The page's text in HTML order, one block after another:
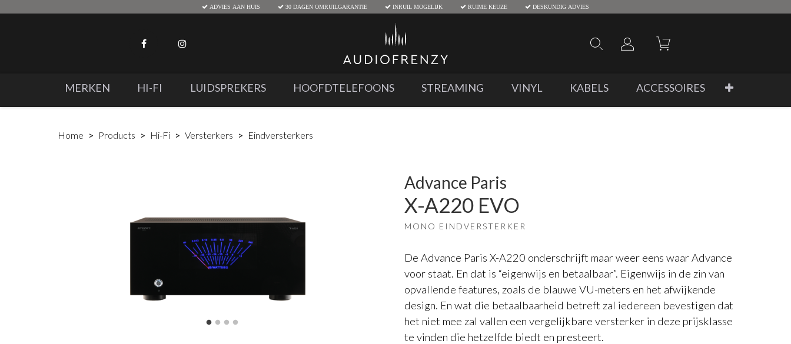
ADVIES AAN HUIS 30 DAGEN OMRUILGARANTIE INRUIL MOGELIJK RUIME KEUZE DESKUNDIG ADVIES
MERKEN HI-FI LUIDSPREKERS HOOFDTELEFOONS STREAMING VINYL KABELS ACCESSOIRES
Home Products Hi-Fi Versterkers Eindversterkers
Advance Paris
X-A220 EVO
MONO EINDVERSTERKER
De Advance Paris X-A220 onderschrijft maar weer eens waar Advance
voor staat. En dat is “eigenwijs en betaalbaar”. Eigenwijs in de zin van
opvallende features, zoals de blauwe VU-meters en het afwijkende
design. En wat die betaalbaarheid betreft zal iedereen bevestigen dat
het niet mee zal vallen een vergelijkbare versterker in deze prijsklasse
te vinden die hetzelfde biedt en presteert.